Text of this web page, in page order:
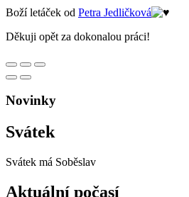
Boží letáček od Petra Jedličková
Děkuji opět za dokonalou práci!
Novinky
Svátek
Svátek má Soběslav
Aktuální počasí